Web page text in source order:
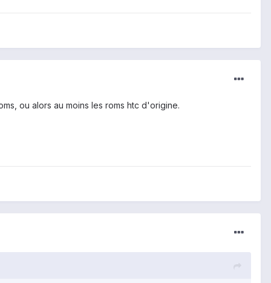
ou alors au moins les roms htc d'origine.